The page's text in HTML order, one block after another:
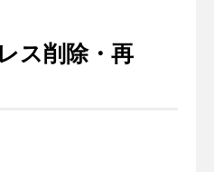
ス削除・再